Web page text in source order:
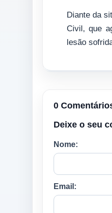
Diante da
Civil, que
lesão
0
Deixe o seu
Nome:
Email: